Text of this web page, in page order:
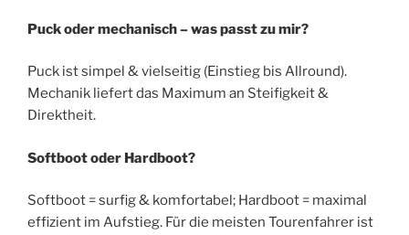
Puck oder mechanisch – was passt zu mir?
Puck ist simpel & vielseitig (Einstieg bis Allround).
Mechanik liefert das Maximum an Steifigkeit &
Direktheit.
Softboot oder Hardboot?
Softboot = surfig & komfortabel; Hardboot = maximal
effizient im Aufstieg. Für die meisten Tourenfahrer ist